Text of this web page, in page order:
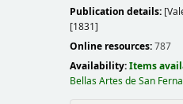
Publication details:
[1831]
Online resources:787
Availability:Items
Bellas Artes de San